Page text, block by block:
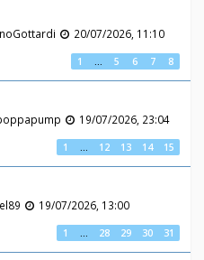
20/07/2026, 11:10
1 5 6 7 8
19/07/2026, 23:04
1 12 13 14 15
19/07/2026, 13:00
1 28 29 30 31